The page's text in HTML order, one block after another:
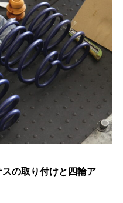
の取り付けと四輪ア